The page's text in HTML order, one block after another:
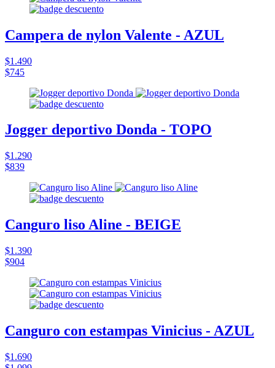
Campera de nylon Valente - AZUL
$1.490
$745
Jogger deportivo Donda - TOPO
$1.290
$839
Canguro liso Aline - BEIGE
$1.390
$904
Canguro con estampas Vinicius - AZUL
$1.690